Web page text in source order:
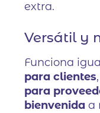
extra.
Versátil y
Funciona
para clientes,
para
bienvenida a